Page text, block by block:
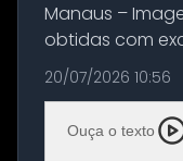
Manaus –
obtidas com
momento da
morte de
ocorreu na
20/07/2026 10:56
Ouça o texto